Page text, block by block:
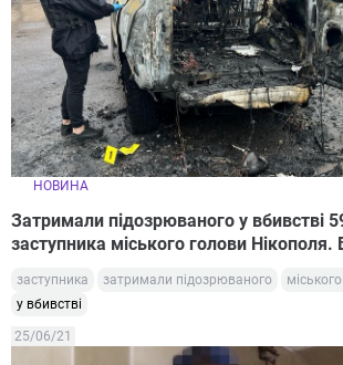
НОВИНА
Затримали підозрюваного у вбивстві
заступника міського голови Нікополя.
заступника затримали підозрюваного
у вбивстві
25/06/21